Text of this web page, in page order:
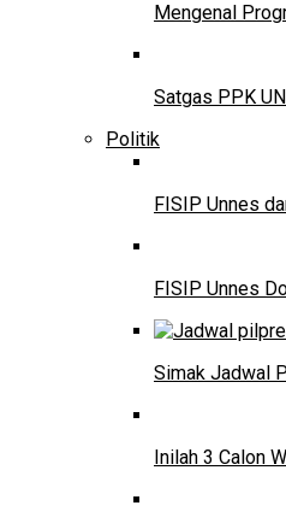
Mengenal
Satgas PPK
Politik
FISIP Unnes
FISIP Unnes
Simak Jadwal
Inilah 3 Calon